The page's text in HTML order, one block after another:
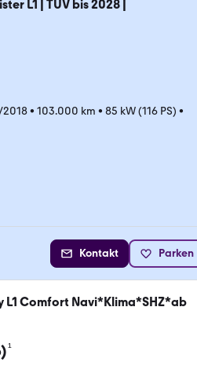
L1 | TÜV bis 2028 |
2018• 103.000 km • 85 kW (116 PS) •
Kontakt Parken
L1 Comfort Navi*Klima*SHZ*ab
¹